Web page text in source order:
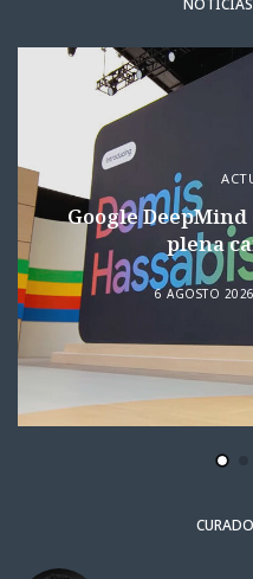
Google
plena
6 AGOSTO 2026